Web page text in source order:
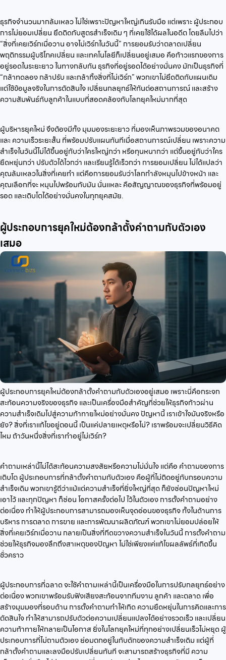
ธุรกิจจำนวนมากล้มเหลว ไม่ใช่เพราะปัญหาใหญ่เกินรับมือ แต่เพราะ ผู้ประกอบ
การไม่ยอมเปลี่ยน ยึดติดกับสูตรสำเร็จเดิม ๆ ที่เคยใช้ได้ผลในอดีต โดยลืมไปว่า
“สิ่งที่เคยเวิร์กเมื่อวาน อาจไม่เวิร์กในวันนี้” การยอมรับว่าตลาดเปลี่ยน
พฤติกรรมผู้บริโภคเปลี่ยน และเทคโนโลยีก็เปลี่ยนอยู่เสมอ คือก้าวแรกของการ
อยู่รอดในระยะยาว ในทางกลับกัน ธุรกิจที่อยู่รอดได้อย่างมั่นคง มักเป็นธุรกิจที่
“กล้าทดลอง กล้าปรับ และกล้าทิ้งสิ่งที่ไม่เวิร์ก” พวกเขาไม่ยึดติดกับแผนเดิม
แต่ใช้ข้อมูลจริงในการตัดสินใจ เปลี่ยนกลยุทธ์ให้ทันต่อสถานการณ์ และสร้าง
ความสัมพันธ์กับลูกค้าในแบบที่สอดคล้องกับโลกยุคใหม่มากที่สุด
ผู้บริหารยุคใหม่ จึงต้องมีทั้ง มุมมองระยะยาว ที่มองเห็นภาพรวมของอนาคต
และ ความเร็วระยะสั้น ที่พร้อมปรับแผนทันทีเมื่อสถานการณ์เปลี่ยน เพราะความ
สำเร็จในวันนี้ไม่ได้ขึ้นอยู่กับว่าใครใหญ่กว่า หรือทุนหนากว่า แต่ขึ้นอยู่กับว่าใคร
ยืดหยุ่นกว่า ปรับตัวได้ไวกว่า และเรียนรู้ได้เร็วกว่า การยอมเปลี่ยน ไม่ได้แปลว่า
คุณล้มเหลวในสิ่งที่เคยทำ แต่คือการยอมรับว่าโลกกำลังหมุนไปข้างหน้า และ
คุณเลือกที่จะ หมุนไปพร้อมกับมัน นั่นแหละ คือสัญญาณของธุรกิจที่พร้อมอยู่
รอด และเติบโตได้อย่างมั่นคงในทุกยุคสมัย.
ผู้ประกอบการยุคใหม่ต้องกล้าตั้งคำถามกับตัวเอง
เสมอ
ผู้ประกอบการยุคใหม่ต้องกล้าตั้งคำถามกับตัวเองอยู่เสมอ เพราะนี่คือกระจก
สะท้อนความจริงของธุรกิจ และเป็นเครื่องมือสำคัญที่ช่วยให้ธุรกิจก้าวผ่าน
ความสำเร็จเดิมไปสู่ความท้าทายใหม่อย่างมั่นคง ปัญหานี้ เราเข้าใจมันจริงหรือ
ยัง? สิ่งที่เราแก้ไขอยู่ตอนนี้ เป็นแค่ปลายเหตุหรือไม่? เราพร้อมจะเปลี่ยนวิธีคิด
ไหม ถ้าวันหนึ่งสิ่งที่เราทำอยู่ไม่เวิร์ก?
คำถามเหล่านี้ไม่ได้สะท้อนความสงสัยหรือความไม่มั่นใจ แต่คือ คำถามของการ
เติบโต ผู้ประกอบการที่กล้าตั้งคำถามกับตัวเอง คือผู้ที่ไม่ติดอยู่กับกรอบความ
สำเร็จเดิม พวกเขารู้ดีว่าแม้แต่ความสำเร็จที่ยิ่งใหญ่ที่สุด ก็ยังซ่อนปัญหาใหม่
เอาไว้ และทุกปัญหา ก็ซ่อน โอกาสครั้งต่อไป ไว้ในตัวเอง การตั้งคำถามอย่าง
ต่อเนื่อง ทำให้ผู้ประกอบการสามารถมองเห็นจุดอ่อนของธุรกิจ ทั้งในด้านการ
บริหาร การตลาด การขาย และการพัฒนาผลิตภัณฑ์ พวกเขาไม่ยอมปล่อยให้
สิ่งที่เคยเวิร์กเมื่อวาน กลายเป็นสิ่งที่กีดขวางความสำเร็จในวันนี้ การตั้งคำถาม
ช่วยให้ธุรกิจมองลึกถึงสาเหตุของปัญหา ไม่ใช่เพียงแค่แก้ไขผลลัพธ์ที่เกิดขึ้น
ชั่วคราว
ผู้ประกอบการที่ฉลาด จะใช้คำถามเหล่านี้เป็นเครื่องมือในการปรับกลยุทธ์อย่าง
ต่อเนื่อง พวกเขาพร้อมรับฟังเสียงสะท้อนจากทีมงาน ลูกค้า และตลาด เพื่อ
สร้างมุมมองที่รอบด้าน การตั้งคำถามทำให้เกิด ความยืดหยุ่นในการคิดและการ
ตัดสินใจ ทำให้สามารถปรับตัวต่อความเปลี่ยนแปลงได้อย่างรวดเร็ว และเปลี่ยน
ความท้าทายให้กลายเป็นโอกาส ยิ่งในโลกยุคใหม่ที่ทุกอย่างเปลี่ยนเร็วไม่หยุด ผู้
ประกอบการที่ไม่ถามตัวเอง ย่อมตกอยู่ในกับดักของความสำเร็จเดิม แต่ผู้ที่
กล้าตั้งคำถามและลงมือปรับเปลี่ยนทันที จะสามารถสร้างธุรกิจที่มี ความ